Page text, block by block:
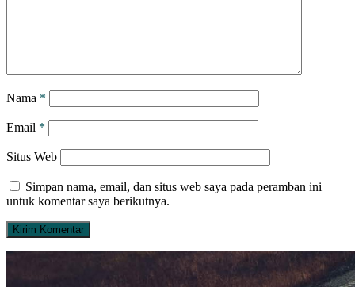
Nama *
Email *
Situs Web
Simpan nama, email, dan situs web saya pada peramban ini
untuk komentar saya berikutnya.